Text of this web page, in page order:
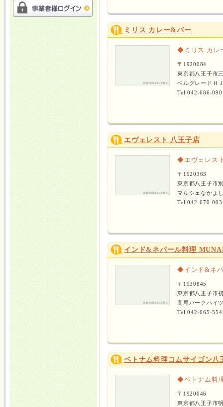
ミリス カレー&バー
◆ミリス カレ
〒1920084
東京都八王子市
ベルグレードＨ
Tel:042-686-
エヴェレスト 八王子店
◆エヴェレス
〒1920363
東京都八王子市
マルシェなかよ
Tel:042-670-
インド&ネパール料理
◆インド&ネ
〒1930845
東京都八王子市
高尾パークハイ
Tel:042-665-
ベトナム料理コムサイゴン八
◆ベトナム料
〒1920046
東京都八王子市